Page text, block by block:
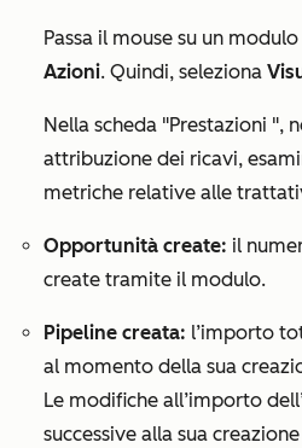
Passa il mouse su un
Azioni. Quindi, seleziona
Nella scheda "Prestazioni ",
attribuzione dei ricavi,
metriche relative alle
Opportunità create: il
create tramite il modulo.
Pipeline creata: l’importo
al momento della sua
Le modifiche all’importo
successive alla sua